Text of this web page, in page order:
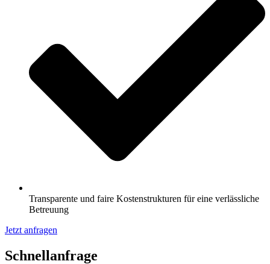
Transparente und faire Kostenstrukturen für eine verlässliche
Betreuung
Jetzt anfragen
Schnell­anfrage